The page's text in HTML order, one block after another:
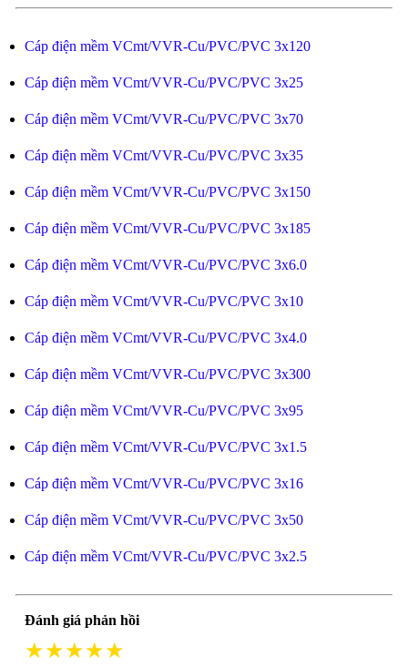
Cáp điện mềm VCmt/VVR-Cu/PVC/PVC 3x120
Cáp điện mềm VCmt/VVR-Cu/PVC/PVC 3x25
Cáp điện mềm VCmt/VVR-Cu/PVC/PVC 3x70
Cáp điện mềm VCmt/VVR-Cu/PVC/PVC 3x35
Cáp điện mềm VCmt/VVR-Cu/PVC/PVC 3x150
Cáp điện mềm VCmt/VVR-Cu/PVC/PVC 3x185
Cáp điện mềm VCmt/VVR-Cu/PVC/PVC 3x6.0
Cáp điện mềm VCmt/VVR-Cu/PVC/PVC 3x10
Cáp điện mềm VCmt/VVR-Cu/PVC/PVC 3x4.0
Cáp điện mềm VCmt/VVR-Cu/PVC/PVC 3x300
Cáp điện mềm VCmt/VVR-Cu/PVC/PVC 3x95
Cáp điện mềm VCmt/VVR-Cu/PVC/PVC 3x1.5
Cáp điện mềm VCmt/VVR-Cu/PVC/PVC 3x16
Cáp điện mềm VCmt/VVR-Cu/PVC/PVC 3x50
Cáp điện mềm VCmt/VVR-Cu/PVC/PVC 3x2.5
Đánh giá phản hồi
★★★★★